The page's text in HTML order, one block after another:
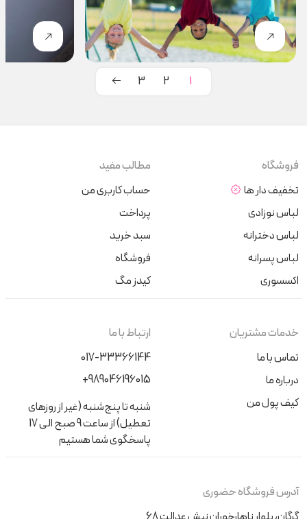
1
2
3
فروشگاه
تخفیف دار ها
لباس نوزادی
لباس دخترانه
لباس پسرانه
اکسسوری
مطالب مفید
حساب کاربری من
پرداخت
سبد خرید
فروشگاه
کیدز مگ
خدمات مشتریان
تماس با ما
درباره ما
کیف پول من
ارتباط با ما
017-33366144
+989046196015
شنبه تا پنج‌شنبه (غیر از روزهای
تعطیل) از ساعت 9 صبح الی 17
پاسخگوی شما هستیم
آدرس فروشگاه حضوری